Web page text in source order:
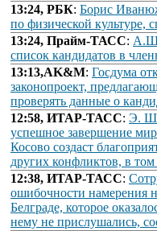
13:24, РБК: Борис
по физической культуре,
13:24, Прайм-ТАСС:
список кандидатов в
13:13,AK&M: Госдума
законопроект,
проверять данные о
12:58, ИТАР-ТАСС: Э.
успешное завершение
Косово создаст
других конфликтов, в том
12:38, ИТАР-ТАСС:
ошибочности намерения
Белграде, которое
нему не прислушались,